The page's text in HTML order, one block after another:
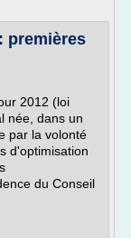
premières
2012 (loi
née, dans un
par la volonté
d'optimisation
du Conseil